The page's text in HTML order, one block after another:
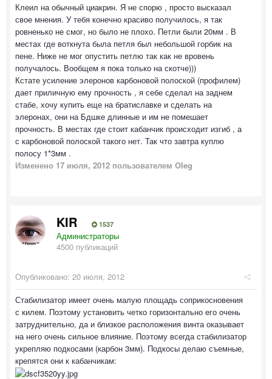
Клеил на обычный циакрин. Я не спорю , просто высказал
свое мнения. У тебя конечно красиво получилось, я так
ровненько не смог, но было не плохо. Петли были 20мм . В
местах где воткнута была петля был небольшой горбик на
пене. Ниже не мог опустить петлю так как не вровень
получалось. Вообщем я пока только на скотче)))
Кстате усиление элеронов карбоновой полоской (профилем)
дает приличную ему прочность , я себе сделал на заднем
стабе, хочу купить еще на братиславке и сделать на
элеронах, они на Бдшке длинные и им не помешает
прочность. В местах где стоит кабанчик происходит изгиб , а
с карбоновой полоской такого нет. Так что завтра куплю
полосу 1*3мм .
Изменено 17 июля, 2012 пользователем Oleg
KIR 1537
Администраторы
4500 публикаций
Опубликовано: 20 июля, 2012
Стабилизатор имеет очень малую площадь соприкосновения
с килем. Поэтому установить четко горизонтально его очень
затруднительно, да и близкое расположения винта оказывает
на него очень сильное влияние. Поэтому всегда стабилизатор
укрепляю подкосами (карбон 3мм). Подкосы делаю съемные,
крепятся они к кабанчикам: